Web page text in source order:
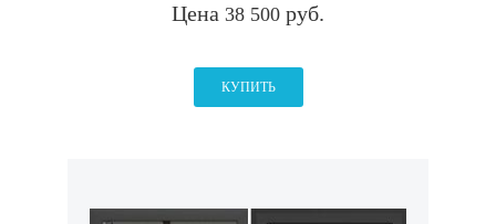
Цена 38 500 руб.
КУПИТЬ